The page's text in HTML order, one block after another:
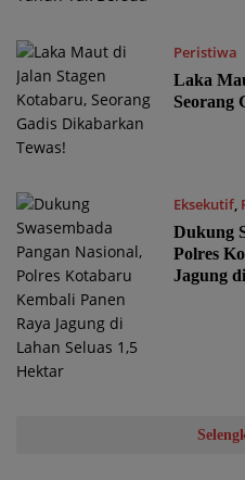
Peristiwa
Laka
Seorang
Eksekutif,
Dukung
Polres
Jagung